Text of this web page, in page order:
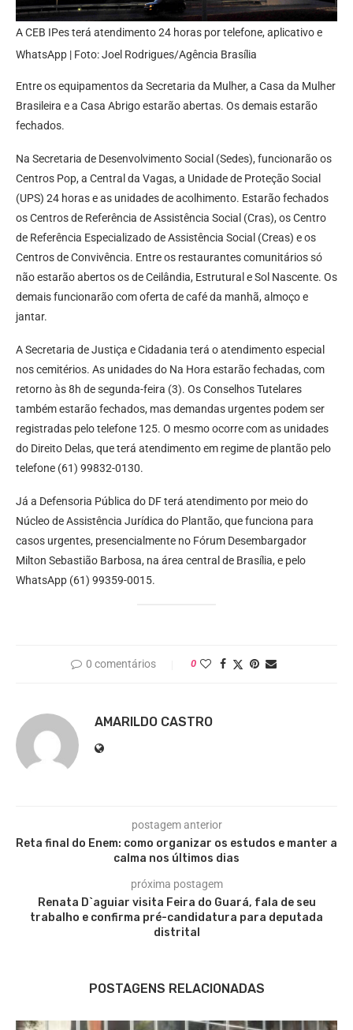
A CEB IPes terá atendimento 24 horas por telefone, aplicativo e
WhatsApp | Foto: Joel Rodrigues/Agência Brasília
Entre os equipamentos da Secretaria da Mulher, a Casa da Mulher
Brasileira e a Casa Abrigo estarão abertas. Os demais estarão
fechados.
Na Secretaria de Desenvolvimento Social (Sedes), funcionarão os
Centros Pop, a Central da Vagas, a Unidade de Proteção Social
(UPS) 24 horas e as unidades de acolhimento. Estarão fechados
os Centros de Referência de Assistência Social (Cras), os Centro
de Referência Especializado de Assistência Social (Creas) e os
Centros de Convivência. Entre os restaurantes comunitários só
não estarão abertos os de Ceilândia, Estrutural e Sol Nascente. Os
demais funcionarão com oferta de café da manhã, almoço e
jantar.
A Secretaria de Justiça e Cidadania terá o atendimento especial
nos cemitérios. As unidades do Na Hora estarão fechadas, com
retorno às 8h de segunda-feira (3). Os Conselhos Tutelares
também estarão fechados, mas demandas urgentes podem ser
registradas pelo telefone 125. O mesmo ocorre com as unidades
do Direito Delas, que terá atendimento em regime de plantão pelo
telefone (61) 99832-0130.
Já a Defensoria Pública do DF terá atendimento por meio do
Núcleo de Assistência Jurídica do Plantão, que funciona para
casos urgentes, presencialmente no Fórum Desembargador
Milton Sebastião Barbosa, na área central de Brasília, e pelo
WhatsApp (61) 99359-0015.
0 comentários 0
AMARILDO CASTRO
postagem anterior
Reta final do Enem: como organizar os estudos e manter a
calma nos últimos dias
próxima postagem
Renata D`aguiar visita Feira do Guará, fala de seu
trabalho e confirma pré-candidatura para deputada
distrital
POSTAGENS RELACIONADAS